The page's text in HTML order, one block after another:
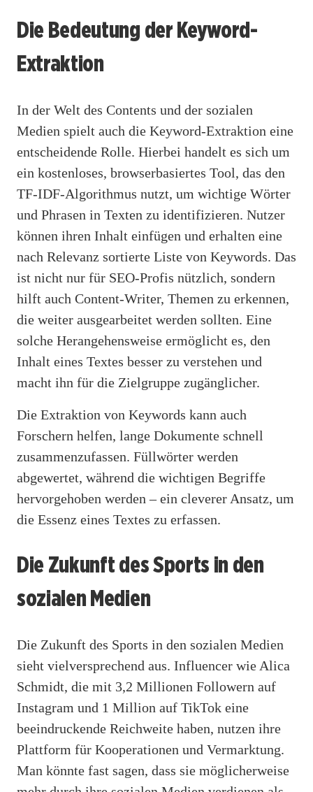
Die Bedeutung der Keyword-
Extraktion
In der Welt des Contents und der sozialen
Medien spielt auch die Keyword-Extraktion eine
entscheidende Rolle. Hierbei handelt es sich um
ein kostenloses, browserbasiertes Tool, das den
TF-IDF-Algorithmus nutzt, um wichtige Wörter
und Phrasen in Texten zu identifizieren. Nutzer
können ihren Inhalt einfügen und erhalten eine
nach Relevanz sortierte Liste von Keywords. Das
ist nicht nur für SEO-Profis nützlich, sondern
hilft auch Content-Writer, Themen zu erkennen,
die weiter ausgearbeitet werden sollten. Eine
solche Herangehensweise ermöglicht es, den
Inhalt eines Textes besser zu verstehen und
macht ihn für die Zielgruppe zugänglicher.
Die Extraktion von Keywords kann auch
Forschern helfen, lange Dokumente schnell
zusammenzufassen. Füllwörter werden
abgewertet, während die wichtigen Begriffe
hervorgehoben werden – ein cleverer Ansatz, um
die Essenz eines Textes zu erfassen.
Die Zukunft des Sports in den
sozialen Medien
Die Zukunft des Sports in den sozialen Medien
sieht vielversprechend aus. Influencer wie Alica
Schmidt, die mit 3,2 Millionen Followern auf
Instagram und 1 Million auf TikTok eine
beeindruckende Reichweite haben, nutzen ihre
Plattform für Kooperationen und Vermarktung.
Man könnte fast sagen, dass sie möglicherweise